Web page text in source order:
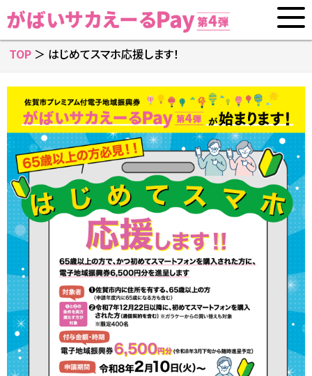
TOP ＞ はじめてスマホ応援します！